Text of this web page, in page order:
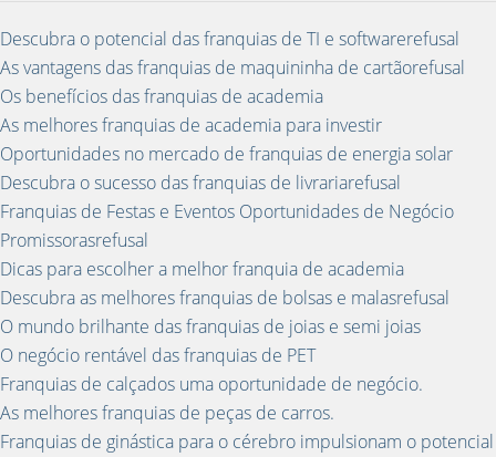
Descubra o potencial das franquias de TI e softwarerefusal
As vantagens das franquias de maquininha de cartãorefusal
Os benefícios das franquias de academia
As melhores franquias de academia para investir
Oportunidades no mercado de franquias de energia solar
Descubra o sucesso das franquias de livrariarefusal
Franquias de Festas e Eventos Oportunidades de Negócio
Promissorasrefusal
Dicas para escolher a melhor franquia de academia
Descubra as melhores franquias de bolsas e malasrefusal
O mundo brilhante das franquias de joias e semi joias
O negócio rentável das franquias de PET
Franquias de calçados uma oportunidade de negócio.
As melhores franquias de peças de carros.
Franquias de ginástica para o cérebro impulsionam o potencial